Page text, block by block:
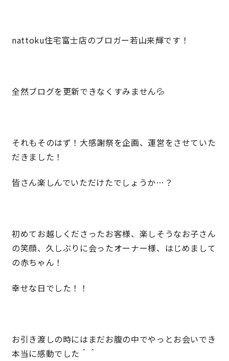
来店・見学予約
OWNER’S SITE オーナーズサイト
nattoku住宅 10のこだわり
家具まで標準仕様の空間コーディネート
頑丈で長持ちの外壁
nattoku住宅富士店のブロガー若山来輝です！
全然ブログを更新できなくすみません💦
それもそのはず！大感謝祭を企画、運営をさせていた
だきました！
皆さん楽しんでいただけたでしょうか…？
初めてお越しくださったお客様、楽しそうなお子さん
の笑顔、久しぶりに会ったオーナー様、はじめまして
の赤ちゃん！
幸せな日でした！！
お引き渡しの時にはまだお腹の中でやっとお会いでき
本当に感動でした＾＾